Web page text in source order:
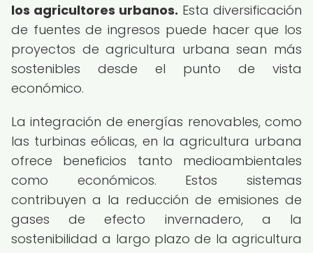
los agricultores urbanos. Esta diversificación
de fuentes de ingresos puede hacer que los
proyectos de agricultura urbana sean más
sostenibles desde el punto de vista
económico.
La integración de energías renovables, como
las turbinas eólicas, en la agricultura urbana
ofrece beneficios tanto medioambientales
como económicos. Estos sistemas
contribuyen a la reducción de emisiones de
gases de efecto invernadero, a la
sostenibilidad a largo plazo de la agricultura